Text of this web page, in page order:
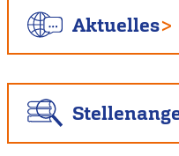
Aktuelles